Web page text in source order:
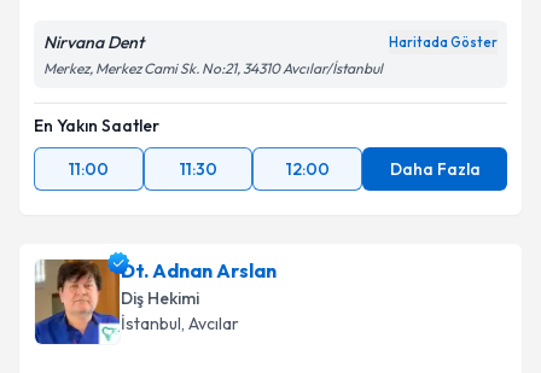
Nirvana Dent Haritada Göster
Merkez, Merkez Cami Sk. No:21, 34310 Avcılar/İstanbul
En Yakın Saatler
11:00
11:30 12:00 Daha Fazla
Dt. Adnan Arslan
Diş Hekimi
İstanbul, Avcılar